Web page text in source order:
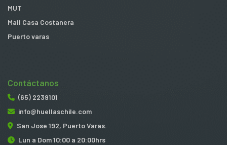
MUT
Mall Casa Costanera
Puerto varas
Contáctanos
(65) 2239101
info@huellaschile.com
San Jose 192, Puerto Varas.
Lun a Dom 10:00 a 20:00hrs